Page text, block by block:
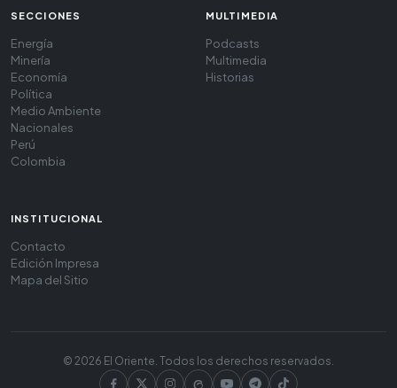
SECCIONES
Energía
Minería
Economía
Política
Medio Ambiente
Nacionales
Perú
Colombia
MULTIMEDIA
Podcasts
Multimedia
Historias
INSTITUCIONAL
Contacto
Edición Impresa
Mapa del Sitio
© 2026 El Oriente. Todos los derechos reservados.